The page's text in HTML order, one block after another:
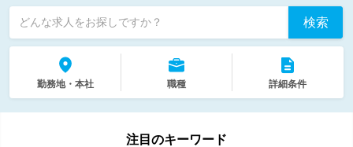
どんな求人をお探しですか？ 検索
勤務地・本社 職種 詳細条件
注目のキーワード